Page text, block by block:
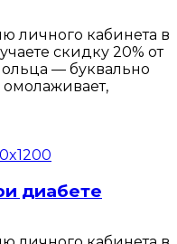
личного кабинета в
скидку 20% от
— буквально
омолаживает,
диабете